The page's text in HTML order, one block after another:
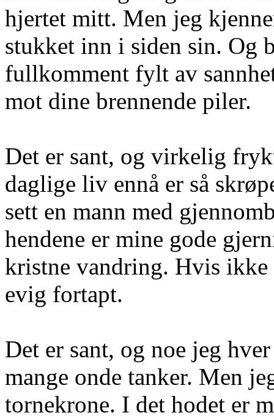
hjertet mitt. Men jeg
stukket inn i siden sin. Og
fullkomment fylt av
mot dine brennende piler.
Det er sant, og virkelig
daglige liv ennå er så
sett en mann med
hendene er mine gode
kristne vandring. Hvis
evig fortapt.
Det er sant, og noe jeg
mange onde tanker. Men
tornekrone. I det hodet er